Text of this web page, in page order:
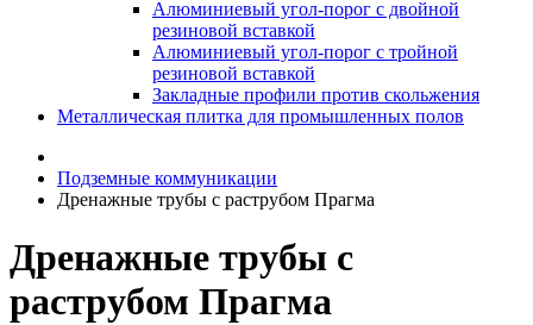
Алюминиевый угол-порог с двойной
резиновой вставкой
Алюминиевый угол-порог с тройной
резиновой вставкой
Закладные профили против скольжения
Металлическая плитка для промышленных полов
Подземные коммуникации
Дренажные трубы с раструбом Прагма
Дренажные трубы с
раструбом Прагма